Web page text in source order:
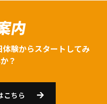
内
験からスタートしてみ
？
こちら